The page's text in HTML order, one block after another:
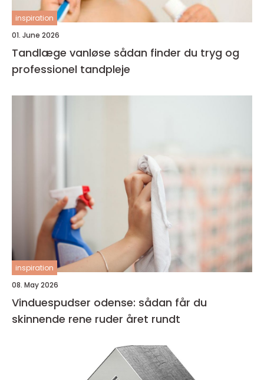
inspiration
01. June 2026
Tandlæge vanløse sådan finder du tryg og
professionel tandpleje
inspiration
08. May 2026
Vinduespudser odense: sådan får du
skinnende rene ruder året rundt